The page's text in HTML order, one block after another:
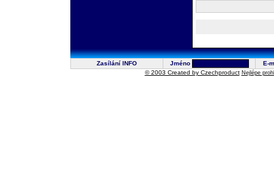
Zasílání INFO Jméno
E-
© 2003 Created by Czechproduct Nejlépe